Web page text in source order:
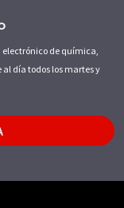
electrónico de química,
al día todos los martes y